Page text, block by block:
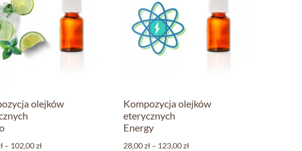
olejków
– 102,00zł
Kompozycja olejków
eterycznych
Energy
28,00zł – 123,00zł